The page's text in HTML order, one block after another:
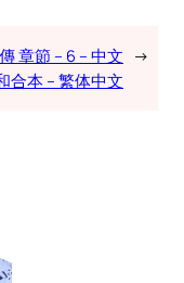
章節 – 6 – 中文
合本 – 繁体中文
→